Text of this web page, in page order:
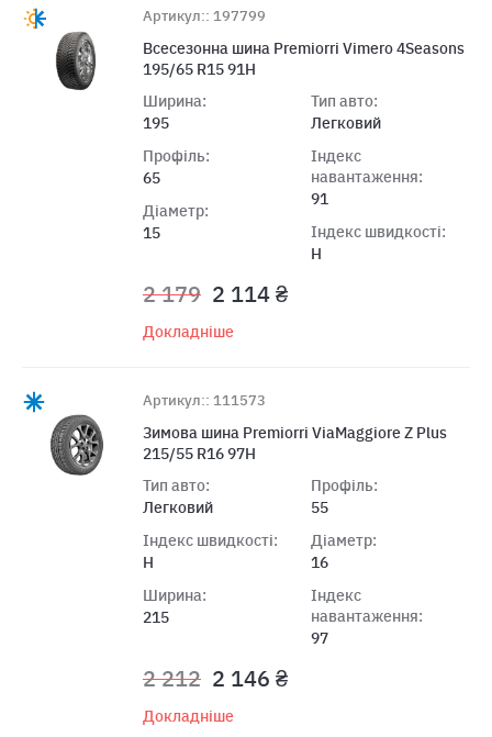
Артикул:: 197799
Всесезонна шина Premiorri Vimero 4Seasons
195/65 R15 91H
Ширина:
195
Профіль:
65
Діаметр:
15
Тип авто:
Легковий
Індекс
навантаження:
91
Індекс швидкості:
H
2 179 2 114 ₴
Докладніше
Артикул:: 111573
Зимова шина Premiorri ViaMaggiore Z Plus
215/55 R16 97H
Тип авто:
Легковий
Індекс швидкості:
H
Ширина:
215
Профіль:
55
Діаметр:
16
Індекс
навантаження:
97
2 212 2 146 ₴
Докладніше